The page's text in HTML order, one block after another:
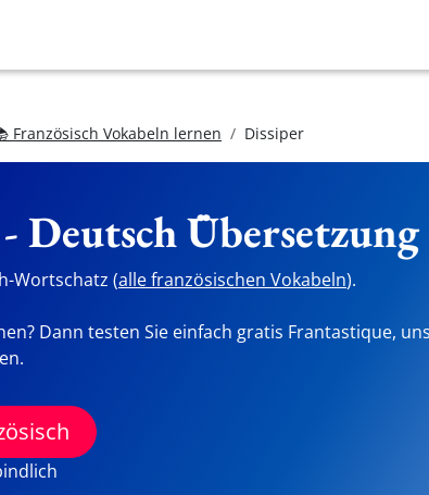
Französisch Vokabeln lernen Dissiper
Deutsch
Wortschatz (alle französischen Vokabeln).
Dann testen Sie einfach gratis Frantastique,